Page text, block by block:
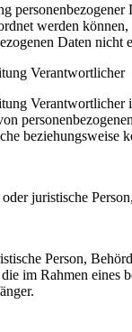
werden
Daten
Verantwortlicher
Verantwortlicher
beziehungsweise
juristische
Person,
im Rahmen eines